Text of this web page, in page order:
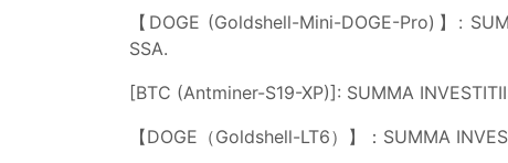
【DOGE (Goldshell-Mini-DOGE-Pro)】:
SSA.
[BTC (Antminer-S19-XP)]: SUMMA
【DOGE（Goldshell-LT6）】：SUMMA